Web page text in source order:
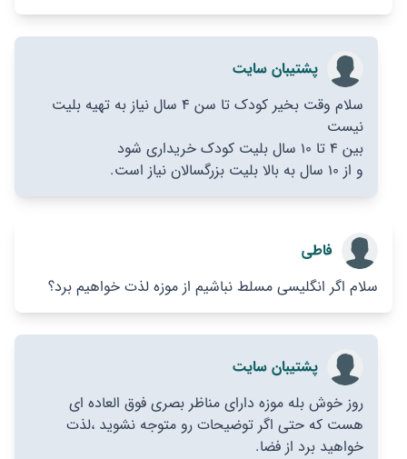
پشتیبان سایت
سلام وقت بخیر کودک تا سن ۴ سال نیاز به تهیه بلیت
نیست
بین ۴ تا ۱۰ سال بلیت کودک خریداری شود
و از ۱۰ سال به بالا بلیت بزرگسالان نیاز است.
فاطی
سلام اگر انگلیسی مسلط نباشیم از موزه لذت خواهیم برد؟
پشتیبان سایت
روز خوش بله موزه دارای مناظر بصری فوق العاده ای
هست که حتی اگر توضیحات رو متوجه نشوید ،لذت
خواهید برد از فضا.